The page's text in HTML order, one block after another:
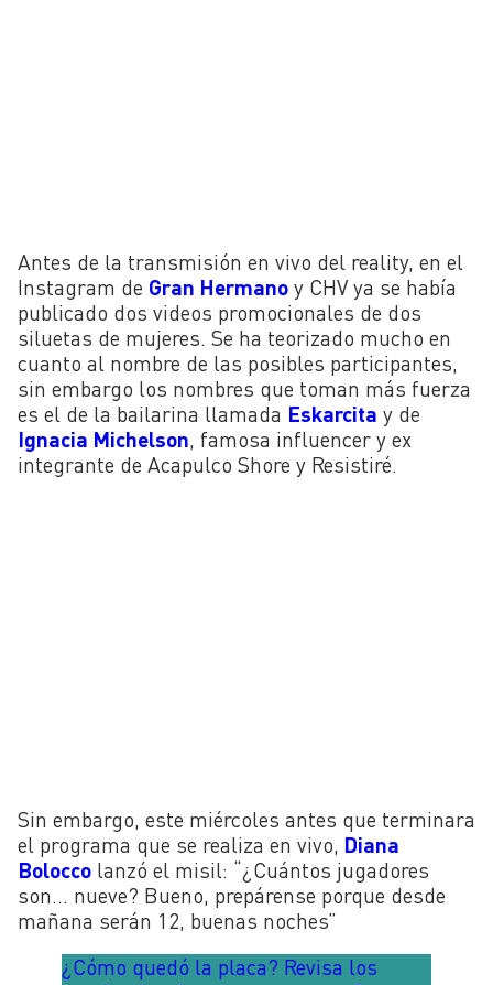
Antes de la transmisión en vivo del reality, en el
Instagram de Gran Hermano y CHV ya se había
publicado dos videos promocionales de dos
siluetas de mujeres. Se ha teorizado mucho en
cuanto al nombre de las posibles participantes,
sin embargo los nombres que toman más fuerza
es el de la bailarina llamada Eskarcita y de
Ignacia Michelson, famosa influencer y ex
integrante de Acapulco Shore y Resistiré.
Sin embargo, este miércoles antes que terminara
el programa que se realiza en vivo, Diana
Bolocco lanzó el misil: “¿Cuántos jugadores
son… nueve? Bueno, prepárense porque desde
mañana serán 12, buenas noches”
¿Cómo quedó la placa? Revisa los